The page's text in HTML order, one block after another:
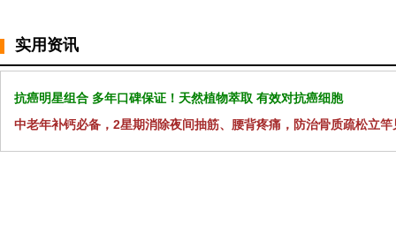
实用资讯
抗癌明星组合 多年口碑保证！天然植物萃取 有效对抗癌细胞
中老年补钙必备，2星期消除夜间抽筋、腰背疼痛，防治骨质疏松立竿